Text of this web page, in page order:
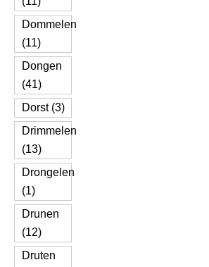
Dommelen
(11)
Dongen
(41)
Dorst (3)
Drimmelen
(13)
Drongelen
(1)
Drunen
(12)
Druten